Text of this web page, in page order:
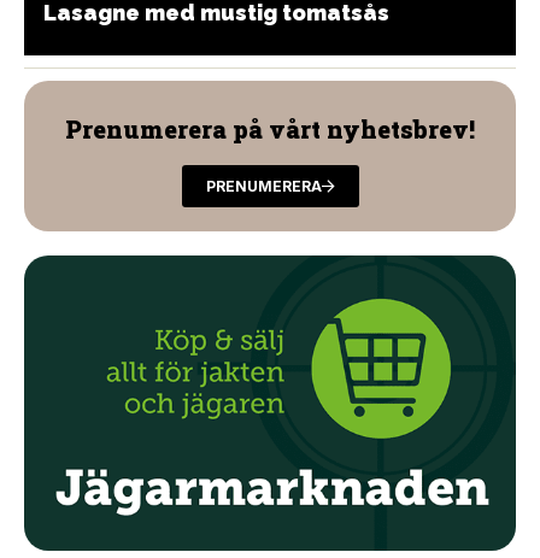
Lasagne med mustig tomatsås
Prenumerera på vårt nyhetsbrev!
PRENUMERERA